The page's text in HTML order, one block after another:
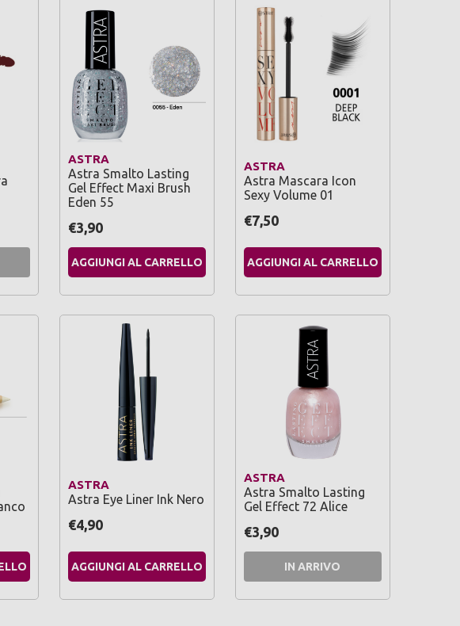
ASTRA
Astra Smalto Lasting
Gel Effect Maxi Brush
Eden 55
€3,90
AGGIUNGI AL CARRELLO
ASTRA
Astra Mascara Icon
Sexy Volume 01
€7,50
AGGIUNGI AL CARRELLO
ASTRA
Astra Eye Liner Ink Nero
€4,90
AGGIUNGI AL CARRELLO
ASTRA
Astra Smalto Lasting
Gel Effect 72 Alice
€3,90
IN ARRIVO